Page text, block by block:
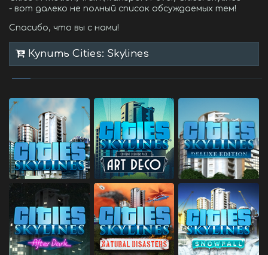
- вот далеко не полный список обсуждаемых тем!
Спасибо, что вы с нами!
Купить Cities: Skylines